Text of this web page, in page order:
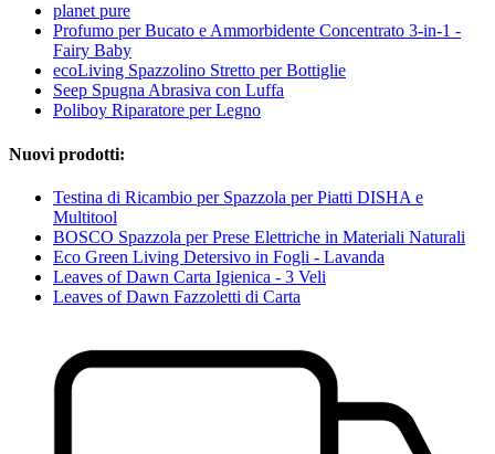
planet pure
Profumo per Bucato e Ammorbidente Concentrato 3-in-1 -
Fairy Baby
ecoLiving Spazzolino Stretto per Bottiglie
Seep Spugna Abrasiva con Luffa
Poliboy Riparatore per Legno
Nuovi prodotti:
Testina di Ricambio per Spazzola per Piatti DISHA e
Multitool
BOSCO Spazzola per Prese Elettriche in Materiali Naturali
Eco Green Living Detersivo in Fogli - Lavanda
Leaves of Dawn Carta Igienica - 3 Veli
Leaves of Dawn Fazzoletti di Carta